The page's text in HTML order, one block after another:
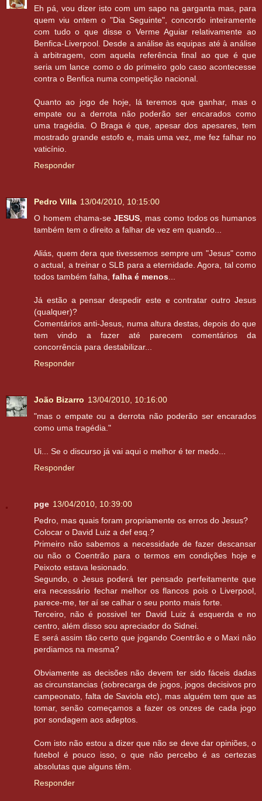
Eh pá, vou dizer isto com um sapo na garganta mas, para
quem viu ontem o "Dia Seguinte", concordo inteiramente
com tudo o que disse o Verme Aguiar relativamente ao
Benfica-Liverpool. Desde a análise às equipas até à análise
à arbitragem, com aquela referência final ao que é que
seria um lance como o do primeiro golo caso acontecesse
contra o Benfica numa competição nacional.
Quanto ao jogo de hoje, lá teremos que ganhar, mas o
empate ou a derrota não poderão ser encarados como
uma tragédia. O Braga é que, apesar dos apesares, tem
mostrado grande estofo e, mais uma vez, me fez falhar no
vaticínio.
Responder
Pedro Villa 13/04/2010, 10:15:00
O homem chama-seJESUS , mas como todos os humanos
também tem o direito a falhar de vez em quando...
Aliás, quem dera que tivessemos sempre um "Jesus" como
o actual, a treinar o SLB para a eternidade. Agora, tal como
todos também falha, falha é menos
Já estão a pensar despedir este e contratar outro Jesus
(qualquer)?
Comentários anti-Jesus, numa altura destas, depois do que
tem vindo a fazer até parecem comentários da
concorrência para destabilizar...
Responder
João Bizarro 13/04/2010, 10:16:00
"mas o empate ou a derrota não poderão ser encarados
como uma tragédia."
Ui... Se o discurso já vai aqui o melhor é ter medo...
Responder
pge 13/04/2010, 10:39:00
Pedro, mas quais foram propriamente os erros do Jesus?
Colocar o David Luiz a def esq.?
Primeiro não sabemos a necessidade de fazer descansar
ou não o Coentrão para o termos em condições hoje e
Peixoto estava lesionado.
Segundo, o Jesus poderá ter pensado perfeitamente que
era necessário fechar melhor os flancos pois o Liverpool,
parece-me, ter aí se calhar o seu ponto mais forte.
Terceiro, não é possivel ter David Luiz á esquerda e no
centro, além disso sou apreciador do Sidnei.
E será assim tão certo que jogando Coentrão e o Maxi não
perdiamos na mesma?
Obviamente as decisões não devem ter sido fáceis dadas
as circunstancias (sobrecarga de jogos, jogos decisivos pro
campeonato, falta de Saviola etc), mas alguém tem que as
tomar, senão começamos a fazer os onzes de cada jogo
por sondagem aos adeptos.
Com isto não estou a dizer que não se deve dar opiniões, o
futebol é pouco isso, o que não percebo é as certezas
absolutas que alguns têm.
Responder